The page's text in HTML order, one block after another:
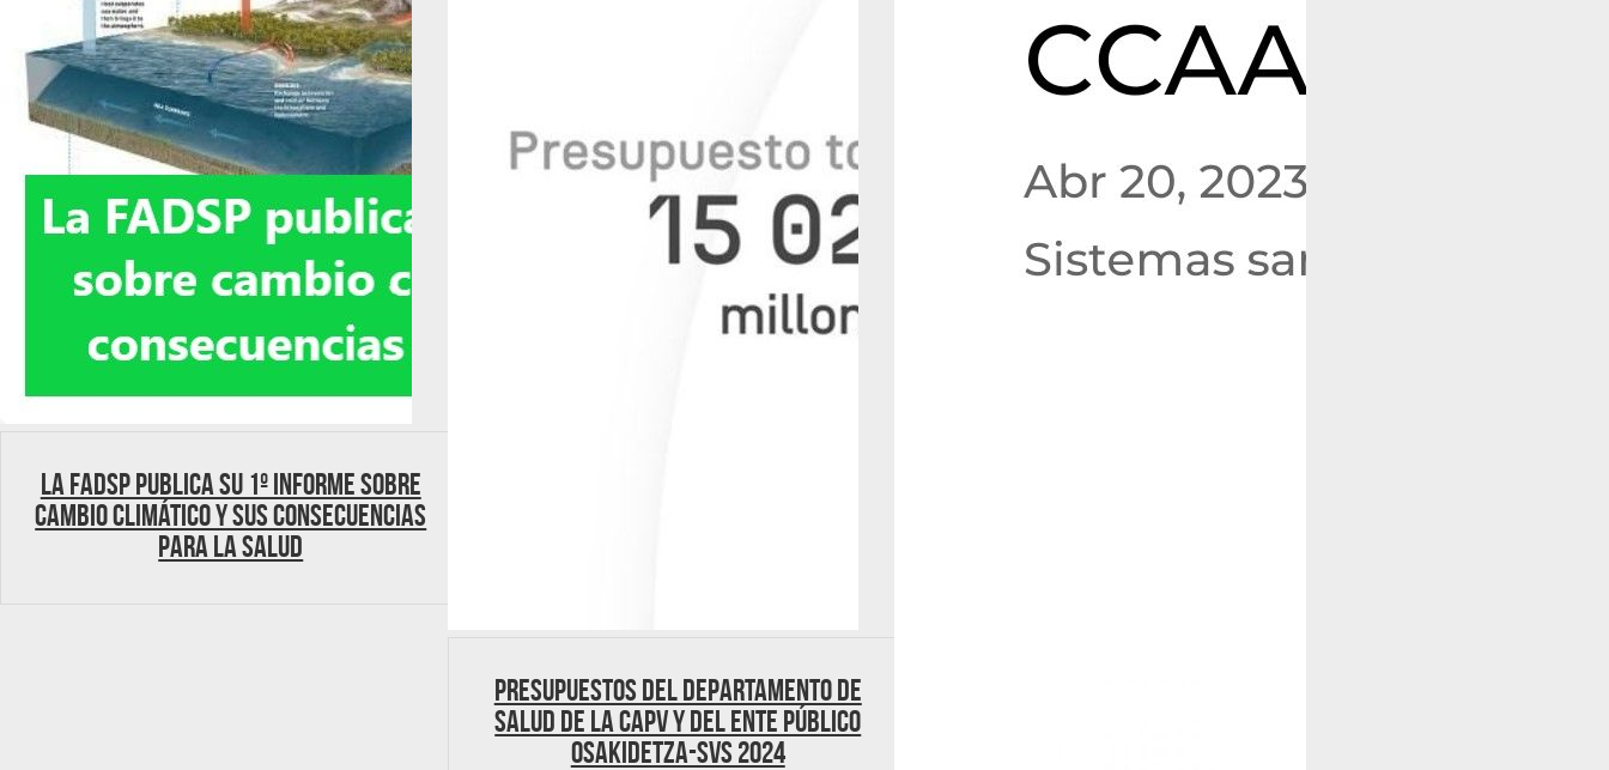
La FADSP publica su 1º Informe sobre
cambio climático y sus consecuencias
para la salud
Presupuestos del Departamento de
Salud de la CAPV y del Ente Público
Osakidetza-SVS 2024